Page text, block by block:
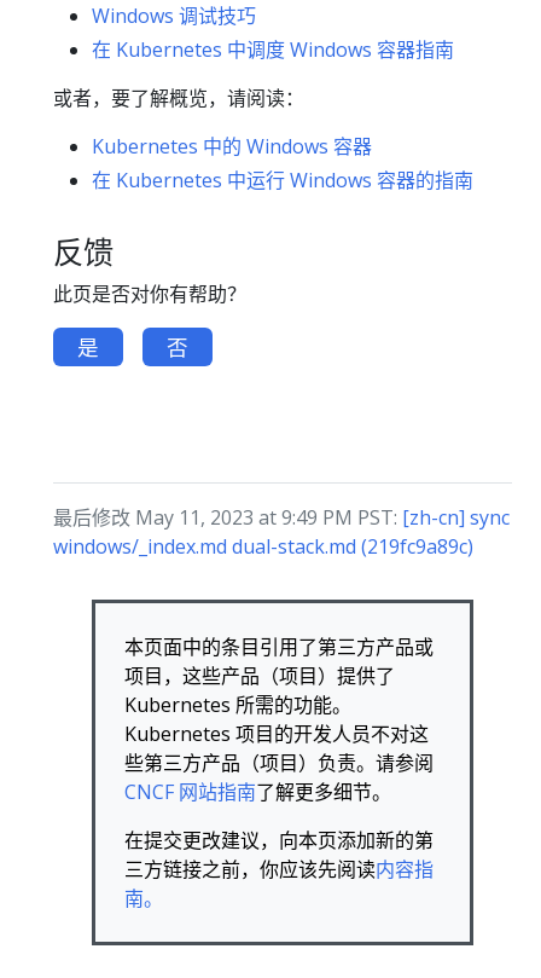
Windows 调试技巧
在 Kubernetes 中调度 Windows 容器指南
或者，要了解概览，请阅读：
Kubernetes 中的 Windows 容器
在 Kubernetes 中运行 Windows 容器的指南
反馈
此页是否对你有帮助？
是 否
最后修改 May 11, 2023 at 9:49 PM PST: [zh-cn] sync
windows/_index.md dual-stack.md (219fc9a89c)
本页面中的条目引用了第三方产品或
项目，这些产品（项目）提供了
Kubernetes 所需的功能。
Kubernetes 项目的开发人员不对这
些第三方产品（项目）负责。请参阅
CNCF 网站指南了解更多细节。
在提交更改建议，向本页添加新的第
三方链接之前，你应该先阅读内容指
南。